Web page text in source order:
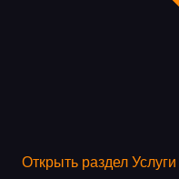
Открыть раздел Услуги